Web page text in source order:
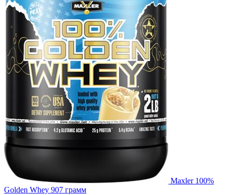
Maxler 100%
Golden Whey 907 грамм